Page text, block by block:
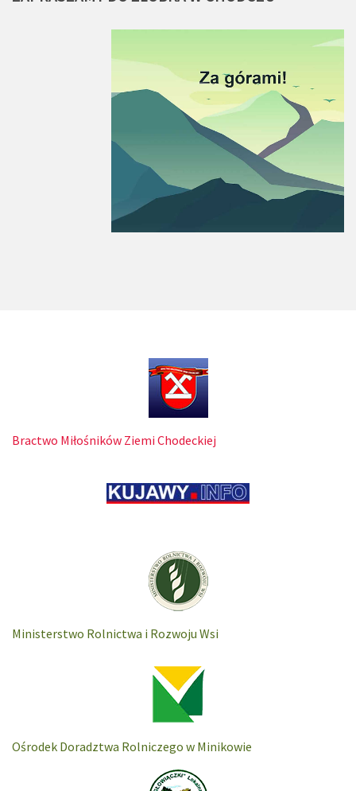
Bractwo Miłośników Ziemi Chodeckiej
Ministerstwo Rolnictwa i Rozwoju Wsi
Ośrodek Doradztwa Rolniczego w Minikowie